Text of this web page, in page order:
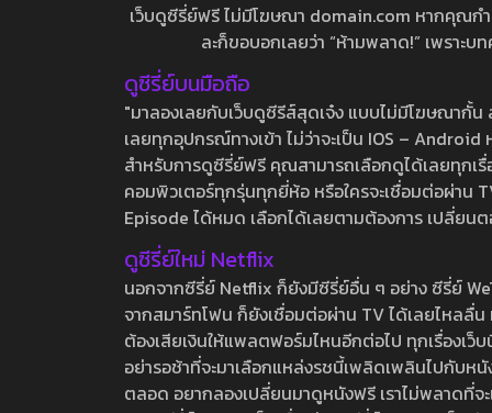
เว็บดูซีรี่ย์ฟรี ไม่มีโฆษณา domain.com หากคุณก
ละก็ขอบอกเลยว่า “ห้ามพลาด!” เพราะ
ดูซีรี่ย์บนมือถือ
"มาลองเลยกับเว็บดูซีรีส์สุดเจ๋ง แบบไม่มีโฆษณากั้
เลยทุกอุปกรณ์ทางเข้า ไม่ว่าจะเป็น IOS –
สำหรับการดูซีรี่ย์ฟรี คุณสามารถเลือกดูได้เลยทุกเ
คอมพิวเตอร์ทุกรุ่นทุกยี่ห้อ หรือใครจะเชื่อมต่อผ่าน
Episode ได้หมด เลือกได้เลยตามต้องการ เปลี่ยน
ดูซีรี่ย์ใหม่ Netflix
นอกจากซีรี่ย์ Netflix ก็ยังมีซีรี่ย์อื่น ๆ อย่าง ซีรี่ย์
จากสมาร์ทโฟน ก็ยังเชื่อมต่อผ่าน TV ได้เลยไหลลื่
ต้องเสียเงินให้แพลตฟอร์มไหนอีกต่อไป ทุกเรื่องเว็
อย่ารอช้าที่จะมาเลือกแหล่งรชนี้เพลิดเพลินไปกับห
ตลอด อยากลองเปลี่ยนมาดูหนังฟรี เราไม่พลาดที่